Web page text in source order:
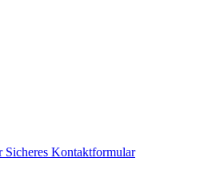
Sicheres Kontaktformular